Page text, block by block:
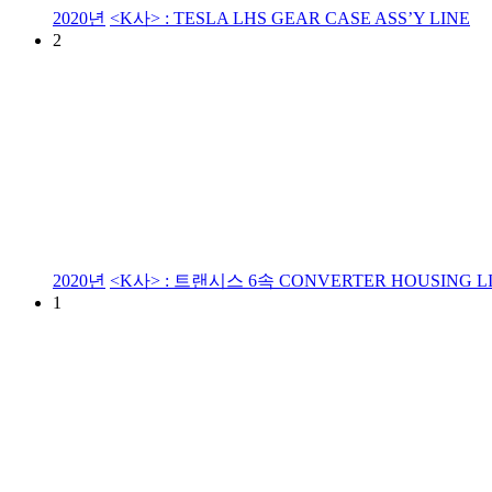
2020년 <K사> : TESLA LHS GEAR CASE ASS’Y LINE
2
2020년 <K사> : 트랜시스 6속 CONVERTER HOUSING
1